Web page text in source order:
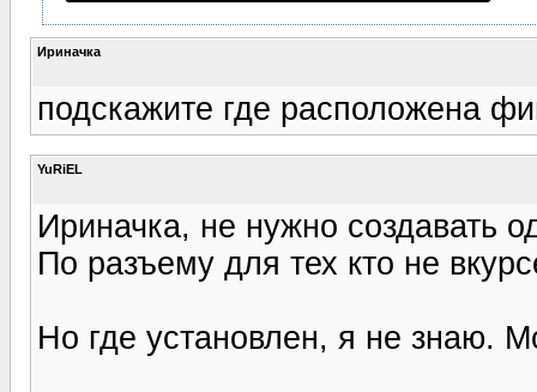
Ириначка
подскажите где расположена
YuRiEL
Ириначка, не нужно создавать
По разъему для тех кто не
Но где установлен, я не знаю.